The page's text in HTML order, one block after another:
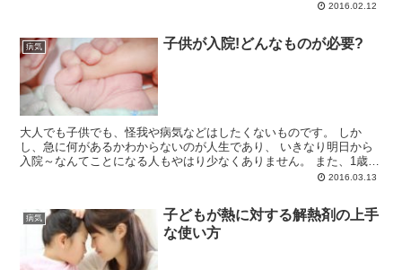
2016.02.12
病気 子供が入院!どんなものが必要?
大人でも子供でも、怪我や病気などはしたくないものです。 しか
し、急に何があるかわからないのが人生であり、 いきなり明日から
入院～なんてことになる人もやはり少なくありません。 また、1歳前
2016.03.13
病気
子どもが熱に対する解熱剤の上手
な使い方